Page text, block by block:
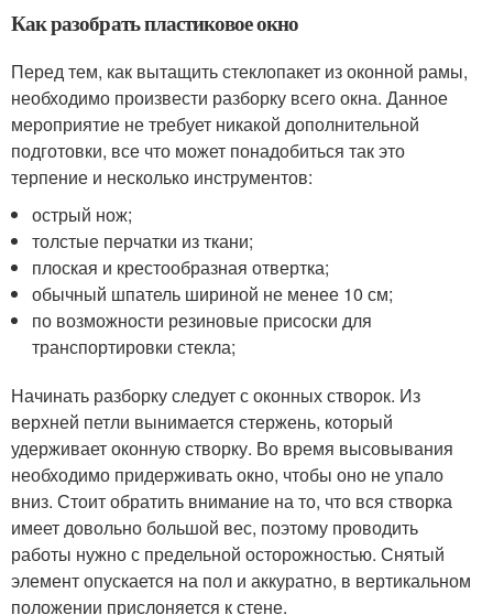
Как разобрать пластиковое окно
Перед тем, как вытащить стеклопакет из оконной рамы,
необходимо произвести разборку всего окна. Данное
мероприятие не требует никакой дополнительной
подготовки, все что может понадобиться так это
терпение и несколько инструментов:
острый нож;
толстые перчатки из ткани;
плоская и крестообразная отвертка;
обычный шпатель шириной не менее 10 см;
по возможности резиновые присоски для
транспортировки стекла;
Начинать разборку следует с оконных створок. Из
верхней петли вынимается стержень, который
удерживает оконную створку. Во время высовывания
необходимо придерживать окно, чтобы оно не упало
вниз. Стоит обратить внимание на то, что вся створка
имеет довольно большой вес, поэтому проводить
работы нужно с предельной осторожностью. Снятый
элемент опускается на пол и аккуратно, в вертикальном
положении прислоняется к стене.